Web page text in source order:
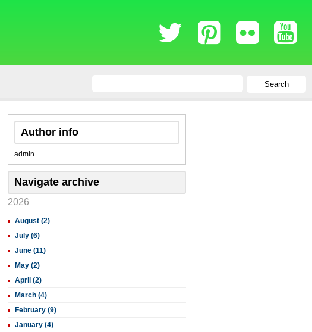
Search
Author info
admin
Navigate archive
2026
August (2)
July (6)
June (11)
May (2)
April (2)
March (4)
February (9)
January (4)